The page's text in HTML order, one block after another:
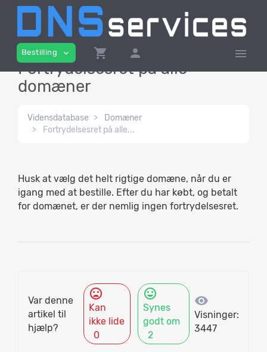
Bestilling expand_more shopping_cart person menu
Fortrydelsesret på alle
domæner
Vidensdatabase
Domæner
Fortrydelsesret på alle...
Husk at vælg det helt rigtige domæne, når du er
igang med at bestille. Efter du har købt, og betalt
for domænet, er der nemlig ingen fortrydelsesret.
Var denne
artikel til
hjælp?
mood_bad
Kan
ikke lide
0
mood
Synes
godt om
2
visibility
Visninger:
3447